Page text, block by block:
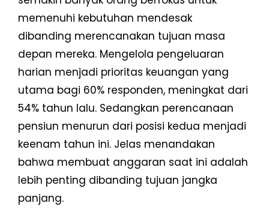
memenuhi kebutuhan mendesak
dibanding merencanakan tujuan masa
depan mereka. Mengelola pengeluaran
harian menjadi prioritas keuangan yang
utama bagi 60% responden, meningkat dari
54% tahun lalu. Sedangkan perencanaan
pensiun menurun dari posisi kedua menjadi
keenam tahun ini. Jelas menandakan
bahwa membuat anggaran saat ini adalah
lebih penting dibanding tujuan jangka
panjang.